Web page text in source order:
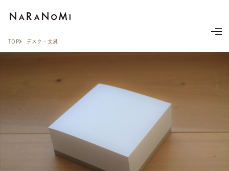
TOP デスク・文具